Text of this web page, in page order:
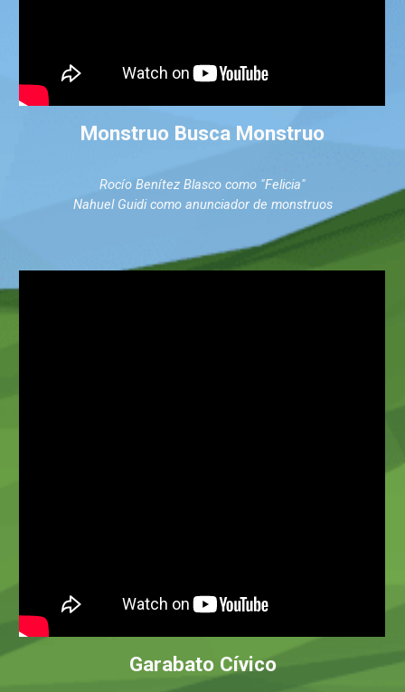
Monstruo Busca Monstruo
Rocío Benítez Blasco como "Felicia"
Nahuel Guidi como anunciador de monstruos
Garabato Cívico